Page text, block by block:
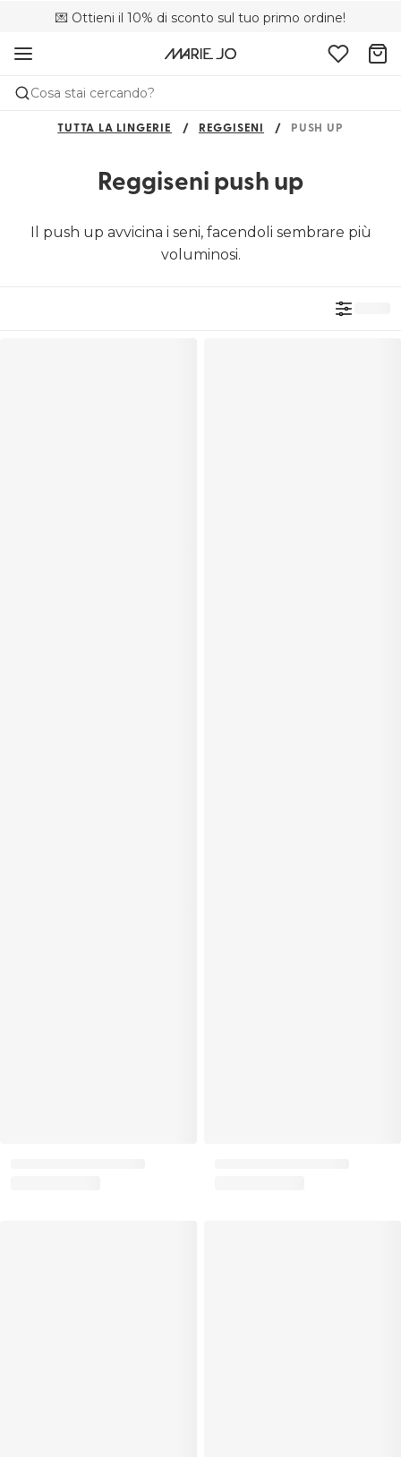
💌 Ottieni il 10% di sconto sul tuo primo ordine!
🚚 Consegna gratuita sopra i €75
📦 Resi gratuiti
Cosa stai cercando?
TUTTA LA LINGERIE REGGISENI PUSH UP
Reggiseni push up
Il push up avvicina i seni, facendoli sembrare più
voluminosi.